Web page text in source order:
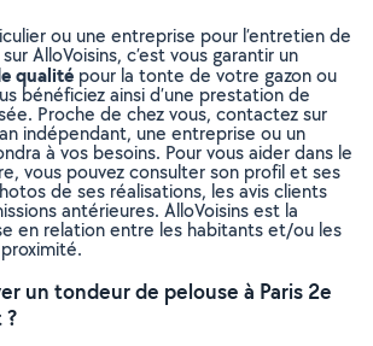
ou une entreprise pour l’entretien de
AlloVoisins, c’est vous garantir un
qualité pour la tonte de votre gazon ou
bénéficiez ainsi d’une prestation de
Proche de chez vous, contactez sur
indépendant, une entreprise ou un
à vos besoins. Pour vous aider dans le
vous pouvez consulter son profil et ses
de ses réalisations, les avis clients
antérieures. AlloVoisins est la
en relation entre les habitants et/ou les
un tondeur de pelouse à Paris 2e
?